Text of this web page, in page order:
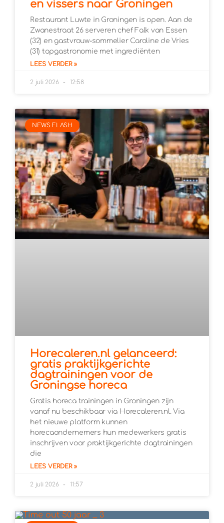
en vissers naar Groningen
Restaurant Luwte in Groningen is open. Aan de
Zwanestraat 26 serveren chef Falk van Essen
(32) en gastvrouw-sommelier Caroline de Vries
(31) topgastronomie met ingrediënten
LEES VERDER »
2 juli 2026 12:58
NEWS FLASH
Horecaleren.nl gelanceerd:
gratis praktijkgerichte
dagtrainingen voor de
Groningse horeca
Gratis horeca trainingen in Groningen zijn
vanaf nu beschikbaar via Horecaleren.nl. Via
het nieuwe platform kunnen
horecaondernemers hun medewerkers gratis
inschrijven voor praktijkgerichte dagtrainingen
die
LEES VERDER »
2 juli 2026 11:57